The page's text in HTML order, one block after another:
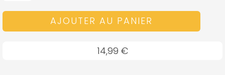
JE
AJOUTER AU PANIER
14,99 €